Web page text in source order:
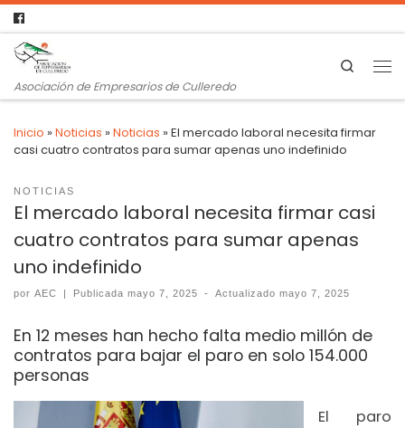
Asociación de Empresarios de Culleredo
Search
Inicio »Noticias »Noticias »El mercado laboral necesita firmar
casi cuatro contratos para sumar apenas uno indefinido
NOTICIAS
El mercado laboral necesita firmar casi
cuatro contratos para sumar apenas
uno indefinido
por AEC | Publicadamayo 7, 2025 - Actualizadomayo 7, 2025
En 12 meses han hecho falta medio millón de
contratos para bajar el paro en solo 154.000
personas
El paro